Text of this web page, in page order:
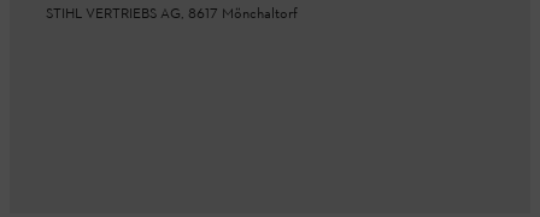
STIHL VERTRIEBS AG, 8617 Mönchaltorf